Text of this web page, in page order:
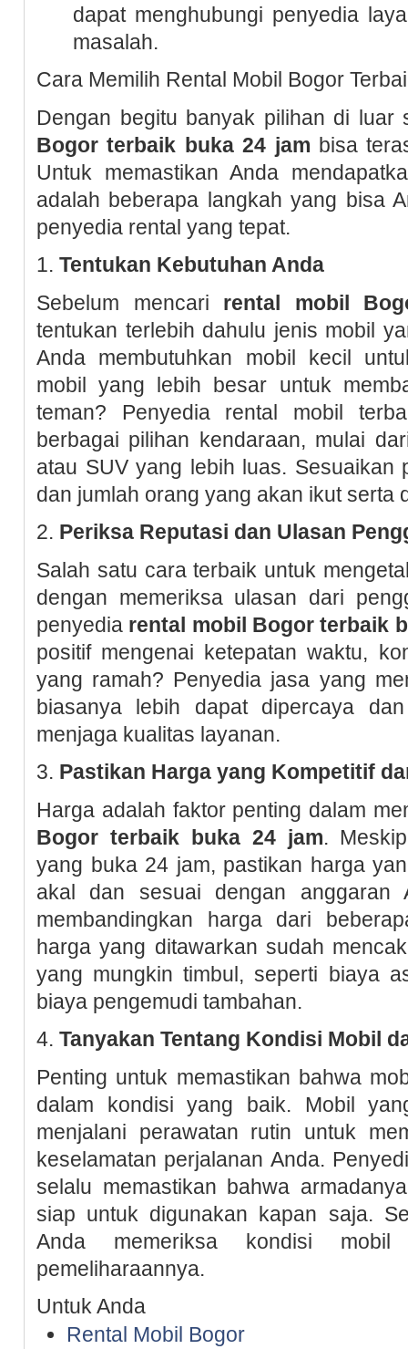
dapat menghubungi penyedia
masalah.
Cara Memilih Rental Mobil Bogor
Dengan begitu banyak pilihan di luar
Bogor terbaik buka 24 jam bisa
Untuk memastikan Anda
adalah beberapa langkah yang bisa
penyedia rental yang tepat.
1. Tentukan Kebutuhan Anda
Sebelum mencari rental mobil
tentukan terlebih dahulu jenis mobil
Anda membutuhkan mobil kecil
mobil yang lebih besar untuk
teman? Penyedia rental mobil
berbagai pilihan kendaraan, mulai
atau SUV yang lebih luas. Sesuaikan
dan jumlah orang yang akan ikut serta
2. Periksa Reputasi dan Ulasan
Salah satu cara terbaik untuk
dengan memeriksa ulasan dari
penyedia rental mobil Bogor terbaik
positif mengenai ketepatan waktu,
yang ramah? Penyedia jasa yang
biasanya lebih dapat dipercaya
menjaga kualitas layanan.
3. Pastikan Harga yang Kompetitif
Harga adalah faktor penting dalam
Bogor terbaik buka 24 jam.
yang buka 24 jam, pastikan harga
akal dan sesuai dengan anggaran
membandingkan harga dari
harga yang ditawarkan sudah
yang mungkin timbul, seperti biaya
biaya pengemudi tambahan.
4. Tanyakan Tentang Kondisi Mobil
Penting untuk memastikan bahwa
dalam kondisi yang baik. Mobil
menjalani perawatan rutin untuk
keselamatan perjalanan Anda.
selalu memastikan bahwa
siap untuk digunakan kapan saja.
Anda memeriksa kondisi
pemeliharaannya.
Untuk Anda
Rental Mobil Bogor